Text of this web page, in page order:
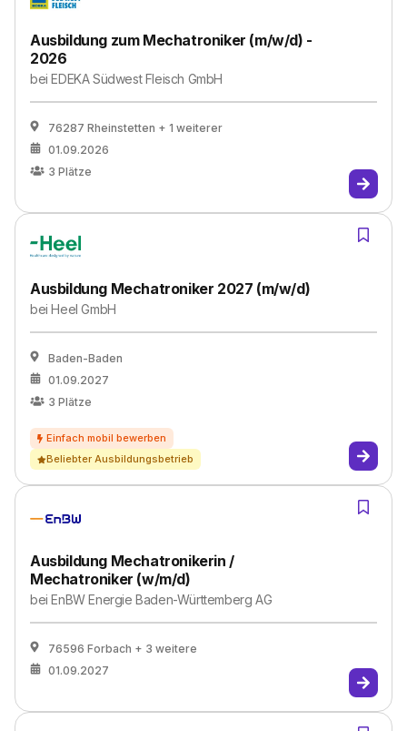
Ausbildung zum Mechatroniker (m/w/d) -
2026
beiEDEKA Südwest Fleisch GmbH
76287 Rheinstetten + 1 weiterer
01.09.2026
3 Plätze
Ausbildung Mechatroniker 2027 (m/w/d)
beiHeel GmbH
Baden-Baden
01.09.2027
3 Plätze
Beliebter Ausbildungsbetrieb
Ausbildung Mechatronikerin /
Mechatroniker (w/m/d)
beiEnBW Energie Baden-Württemberg AG
76596 Forbach + 3 weitere
01.09.2027